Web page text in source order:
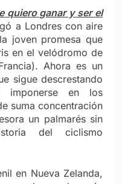
quiero ganar y ser el
a Londres con aire
joven promesa que
en el velódromo de
Ahora es un
sigue descrestando
imponerse en los
suma concentración
un palmarés sin
del ciclismo
en Nueva Zelanda,